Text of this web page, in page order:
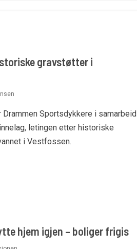
gravstøtter i
Drammen Sportsdykkere i samarbeid
letingen etter historiske
i Vestfossen.
hjem igjen – boliger frigis